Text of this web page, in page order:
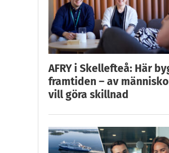
AFRY i Skellefteå: Här
framtiden – av
vill göra skillnad